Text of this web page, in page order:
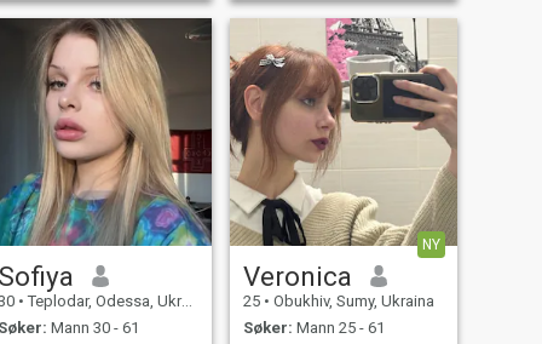
it's a cozy night in or
a day trip to somewhere
unexpected,
nødvendig, kan jeg revurdere
en boksekasse også 😄
Samlet sett er jeg en person
med en sterk personlighet:
Jeg kan være mild, men jeg
er definitivt ikke svak.
Sofiya
• Teplodar, Odessa, Ukraina
Søker: Mann 30 - 61
NY
Veronica
25 • Obukhiv, Sumy, Ukraina
Søker: Mann 25 - 61